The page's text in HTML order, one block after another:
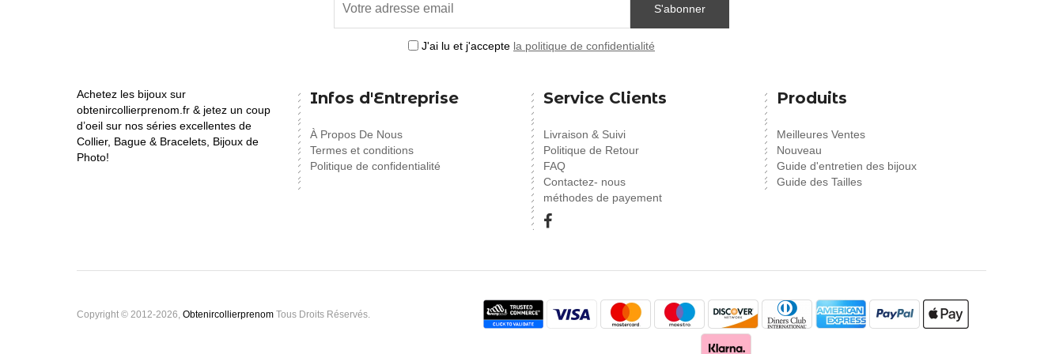
S'abonner
J'ai lu et j'accepte la politique de confidentialité
Achetez les bijoux sur
obtenircollierprenom.fr & jetez un coup
d’oeil sur nos séries excellentes de
Collier, Bague & Bracelets, Bijoux de
Photo!
Infos d'Entreprise
À Propos De Nous
Termes et conditions
Politique de confidentialité
Service Clients
Livraison & Suivi
Politique de Retour
FAQ
Contactez- nous
méthodes de payement
Produits
Meilleures Ventes
Nouveau
Guide d'entretien des bijoux
Guide des Tailles
Copyright © 2012-2026, Obtenircollierprenom Tous Droits Réservés.